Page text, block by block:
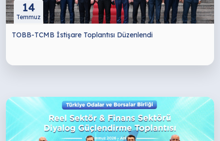
14
Temmuz
TOBB-TCMB İstişare Toplantısı Düzenlendi